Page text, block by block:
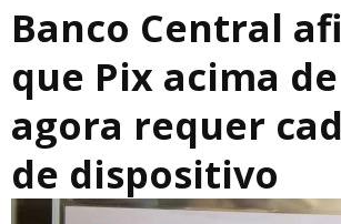
Banco Central
que Pix acima de
agora requer
de dispositivo